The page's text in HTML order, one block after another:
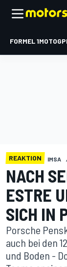
FORMEL 1MOTOGP
REAKTION IMSA
NACH
ESTRE
SICH IN
Porsche
auch bei den
und Boden -